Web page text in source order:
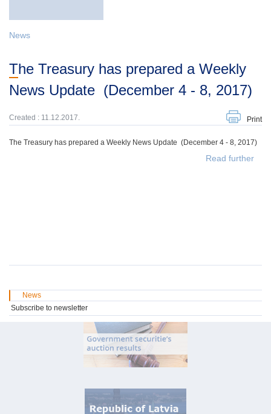
News
The Treasury has prepared a Weekly
News Update (December 4 - 8, 2017)
Created : 11.12.2017. Print
The Treasury has prepared a Weekly News Update (December 4 - 8, 2017)
Read further
News
Subscribe to newsletter